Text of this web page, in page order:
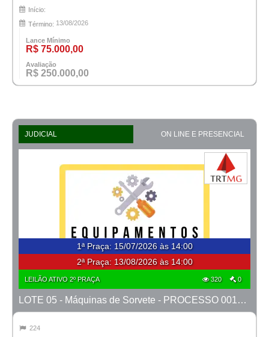
Início:
Término: 13/08/2026
Lance Mínimo
R$ 75.000,00
Avaliação
R$ 250.000,00
JUDICIAL ON LINE E PRESENCIAL
1ª Praça: 15/07/2026 às 14:00
2ª Praça: 13/08/2026 às 14:00
LEILÃO ATIVO 2º PRAÇA 320 0
LOTE 05 - Máquinas de Sorvete - PROCESSO 0010452-49.2022-15ª BH
224